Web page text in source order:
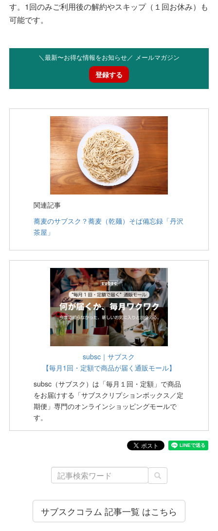
す。1回のみご利用後の解約やスキップ（１回お休み）も
可能です。
＼最新〜お得な情報をお知らせ／ メールマガジン
登録する
関連記事
蕎麦のサブスク？蕎麦（乾麺）そば備忘録「丹沢
茶屋」
subsc｜サブスク
【毎月1回・定額で商品が届く通販モール】
subsc（サブスク）は「毎月１回・定額」で商品
をお届けする「サブスクリプションボックス／定
期便」専門のオンラインショッピングモールで
す。
サブスクコラム 記事一覧 はこちら